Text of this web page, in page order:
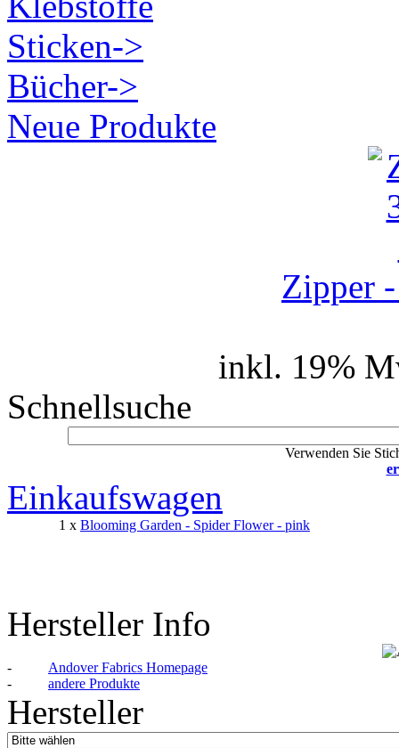
Sticken->
Bücher->
Neue Produkte
Zipper
inkl. 19%
Schnellsuche
Verwenden Sie
Einkaufswagen
1 x Blooming Garden - Spider Flower - pink
Hersteller Info
-
Andover Fabrics Homepage
-
andere Produkte
Hersteller